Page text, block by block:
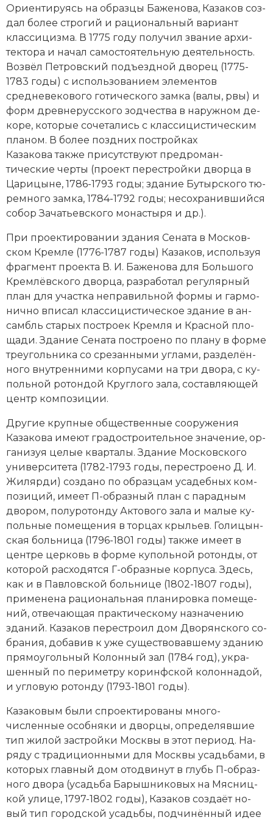
Новая история
Новейшая история
Нумизматика
Образование
Политическая история
Революции и народные движения
Религия и церковь
Северная Америка
Социально-экономическая история
Специальные исторические дисциплины
СССР
Южная Америка
Ори­ен­ти­ру­ясь на об­раз­цы Ба­же­но­ва, Казаков соз­
дал бо­лее стро­гий и ра­цио­наль­ный ва­ри­ант
клас­си­циз­ма. В 1775 году по­лу­чил зва­ние ар­хи­
тек­то­ра и на­чал са­мо­сто­ятельную дея­тель­ность.
Воз­вёл Пет­ров­ский подъ­езд­ной дво­рец (1775-
1783 годы) с ис­поль­зо­ва­ни­ем эле­мен­тов
средневекового го­тического зам­ка (ва­лы, рвы) и
форм древнерусского зод­че­ст­ва в на­руж­ном де­
ко­ре, ко­то­рые со­че­та­лись с клас­си­ци­стическим
пла­ном. В бо­лее позд­них по­строй­ках
Казакова так­же при­сут­ст­ву­ют пред­ро­ман­
тические чер­ты (про­ект пе­ре­строй­ки двор­ца в
Ца­ри­цы­не, 1786-1793 годы; зда­ние Бу­тыр­ско­го тю­
рем­но­го зам­ка, 1784-1792 годы; не­со­хра­нив­ший­ся
со­бор За­чать­ев­ско­го монастыря и др.).
При про­ек­ти­ро­ва­нии зда­ния Се­на­та в Мос­ков­
ском Крем­ле (1776-1787 годы) Казаков, ис­поль­зуя
фраг­мент про­ек­та В. И. Ба­же­но­ва для Боль­шо­го
Крем­лёв­ско­го двор­ца, раз­ра­бо­тал ре­гу­ляр­ный
план для участ­ка не­пра­виль­ной фор­мы и гар­мо­
нич­но впи­сал клас­си­ци­стическое зда­ние в ан­
самбль ста­рых по­стро­ек Крем­ля и Крас­ной пло­
ща­ди. Зда­ние Се­на­та по­строе­но по пла­ну в фор­ме
тре­уголь­ни­ка со сре­зан­ны­ми уг­ла­ми, раз­де­лён­
но­го внутренними кор­пу­са­ми на три дво­ра, с ку­
поль­ной ро­тон­дой Круг­ло­го за­ла, со­став­ляю­щей
центр ком­по­зи­ции.
Дру­гие круп­ные об­щественные со­ору­же­ния
Казакова име­ют гра­до­стро­ительное зна­че­ние, ор­
га­ни­зуя це­лые квар­та­лы. Зда­ние Московского
университета (1782-1793 годы, пе­ре­строе­но Д. И.
Жи­ляр­ди) соз­да­но по об­раз­цам уса­деб­ных ком­
по­зи­ций, име­ет П-об­раз­ный план с па­рад­ным
дво­ром, по­лу­ро­тон­ду Ак­то­во­го за­ла и ма­лые ку­
поль­ные по­ме­ще­ния в тор­цах крыль­ев. Го­ли­цын­
ская боль­ни­ца (1796-1801 годы) так­же име­ет в
цен­тре цер­ковь в фор­ме ку­поль­ной ро­тон­ды, от
ко­то­рой рас­хо­дят­ся Г-об­раз­ные кор­пу­са. Здесь,
как и в Пав­лов­ской боль­ни­це (1802-1807 годы),
при­ме­не­на ра­цио­наль­ная пла­ни­ров­ка по­ме­ще­
ний, от­ве­чаю­щая прак­тическому на­зна­че­нию
зда­ний. Казаков пе­ре­стро­ил дом Дво­рян­ско­го со­
б­ра­ния, до­ба­вив к уже су­ще­ст­во­вав­ше­му зда­нию
пря­мо­уголь­ный Ко­лон­ный зал (1784 год), ук­ра­
шен­ный по пе­ри­мет­ру ко­ринф­ской ко­лон­на­дой,
и уг­ло­вую ро­тон­ду (1793-1801 годы).
Казаковым бы­ли спро­ек­ти­ро­ва­ны мно­го­
численные особ­ня­ки и двор­цы, оп­ре­де­ляв­шие
тип жи­лой за­строй­ки Мо­ск­вы в этот пе­ри­од. На­
ря­ду с тра­ди­ци­он­ны­ми для Мо­ск­вы усадь­ба­ми, в
ко­то­рых главный дом ото­дви­нут в глубь П-об­раз­
но­го дво­ра (усадь­ба Ба­рыш­ни­ко­вых на Мяс­ниц­
кой улице, 1797-1802 годы), Казаков соз­да­ёт но­
вый тип городской усадь­бы, под­чи­нён­ный идее